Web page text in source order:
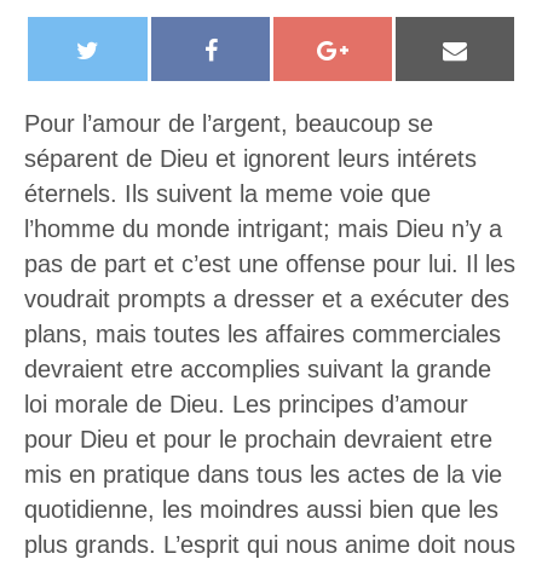
w
i
t
e
r
a
c
e
b
o
o
k
o
o
g
l
e
+
m
Pour l’amour de l’argent, beaucoup se
séparent de Dieu et ignorent leurs intérets
éternels. Ils suivent la meme voie que
l’homme du monde intrigant; mais Dieu n’y a
pas de part et c’est une offense pour lui. Il les
voudrait prompts a dresser et a exécuter des
plans, mais toutes les affaires commerciales
devraient etre accomplies suivant la grande
loi morale de Dieu. Les principes d’amour
pour Dieu et pour le prochain devraient etre
mis en pratique dans tous les actes de la vie
quotidienne, les moindres aussi bien que les
plus grands. L’esprit qui nous anime doit nous